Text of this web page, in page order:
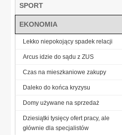
SPORT
EKONOMIA
Lekko niepokojący spadek relacji
Arcus idzie do sądu z ZUS
Czas na mieszkaniowe zakupy
Daleko do końca kryzysu
Domy używane na sprzedaż
Dziesiątki tysięcy ofert pracy, ale
głównie dla specjalistów